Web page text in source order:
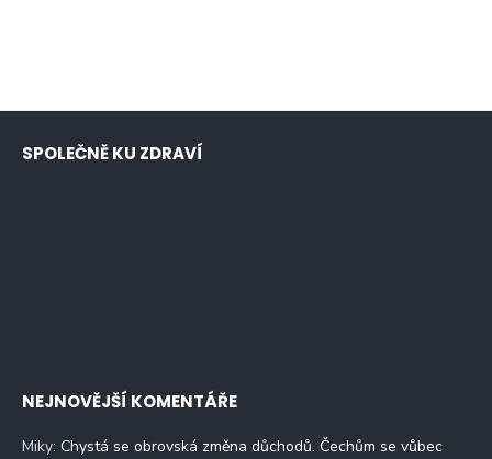
SPOLEČNĚ KU ZDRAVÍ
NEJNOVĚJŠÍ KOMENTÁŘE
Miky: Chystá se obrovská změna důchodů. Čechům se vůbec